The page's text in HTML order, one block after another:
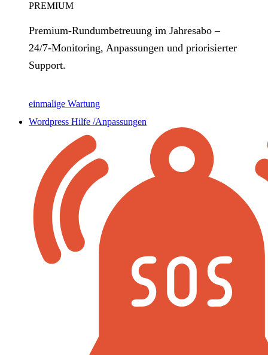
PREMIUM
Premium‑Rundumbetreuung im Jahresabo –
24/7‑Monitoring, Anpassungen und priorisierter
Support.
einmalige Wartung
Wordpress Hilfe /Anpassungen